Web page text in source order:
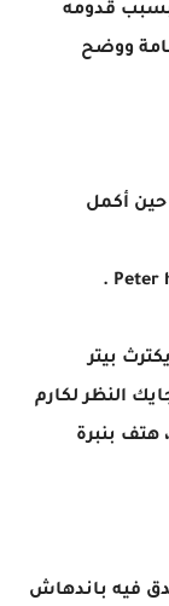
بسبب قدومه
ووضح
حين أكمل
بيتر
النظر لكارم
هتف بنبرة
فيه باندهاش